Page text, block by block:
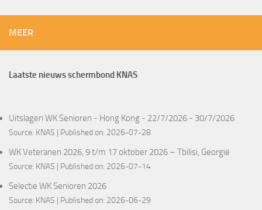
MEER
Laatste nieuws schermbond KNAS
Uitslagen WK Senioren - Hong Kong - 22/7/2026 - 30/7/2026
Source: KNAS Published on: 2026-07-28
WK Veteranen 2026, 9 t/m 17 oktober 2026 – Tbilisi, Georgië
Source: KNAS Published on: 2026-07-14
Selectie WK Senioren 2026
Source: KNAS Published on: 2026-06-29